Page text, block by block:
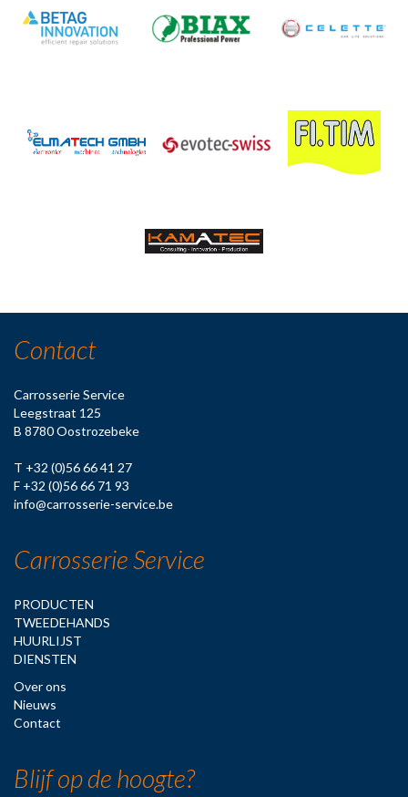
Contact
Carrosserie Service
Leegstraat 125
B 8780 Oostrozebeke
T +32 (0)56 66 41 27
F +32 (0)56 66 71 93
info@carrosserie-service.be
Carrosserie Service
PRODUCTEN
TWEEDEHANDS
HUURLIJST
DIENSTEN
Over ons
Nieuws
Contact
Blijf op de hoogte?